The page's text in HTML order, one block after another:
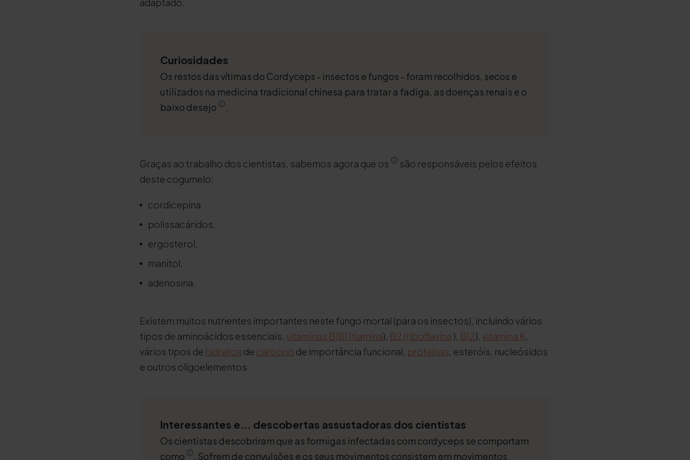
Curiosidades
Os restos das vítimas do Cordyceps - insectos e fungos - foram recolhidos, secos e
utilizados na medicina tradicional chinesa para tratar a fadiga, as doenças renais e o
baixo desejo
.
Graças ao trabalho dos cientistas, sabemos agora que os
são responsáveis pelos efeitos
deste cogumelo:
cordicepina
polissacáridos,
ergosterol,
manitol,
adenosina.
Existem muitos nutrientes importantes neste fungo mortal (para os insectos), incluindo vários
tipos de aminoácidos essenciais, vitaminas B(B1 (tiamina), B2 (riboflavina), B12), vitamina K,
vários tipos de hidratos de carbono de importância funcional, proteínas, esteróis, nucleósidos
e outros oligoelementos.
Interessantes e... descobertas assustadoras dos cientistas
Os cientistas descobriram que as formigas infectadas com cordyceps se comportam
como
. Sofrem de convulsões e os seus movimentos consistem em movimentos